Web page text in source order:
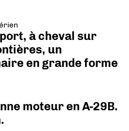
à cheval sur
un
en grande forme
moteur en A-29B.